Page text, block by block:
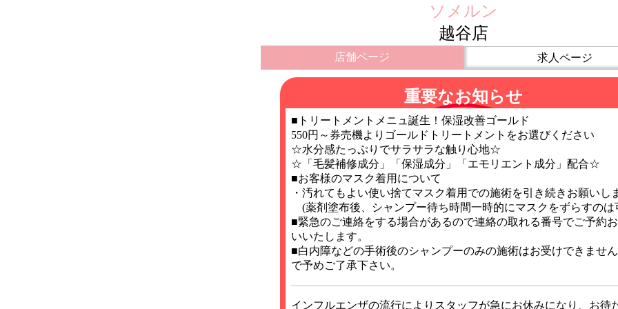
ソメルン
越谷店
店舗ページ 求人ページ
重要なお知らせ
■トリートメントメニュ誕生！保湿改善ゴールド
550円～券売機よりゴールドトリートメントをお選びください
☆水分感たっぷりでサラサラな触り心地☆
☆「毛髪補修成分」「保湿成分」「エモリエント成分」配合☆
■お客様のマスク着用について
・汚れてもよい使い捨てマスク着用での施術を引き続きお願いし
(薬剤塗布後、シャンプー待ち時間一時的にマスクをずらすのは
■緊急のご連絡をする場合があるので連絡の取れる番号でご予約
いいたします。
■白内障などの手術後のシャンプーのみの施術はお受けできませ
で予めご了承下さい。
インフルエンザの流行によりスタッフが急にお休みになり、お待